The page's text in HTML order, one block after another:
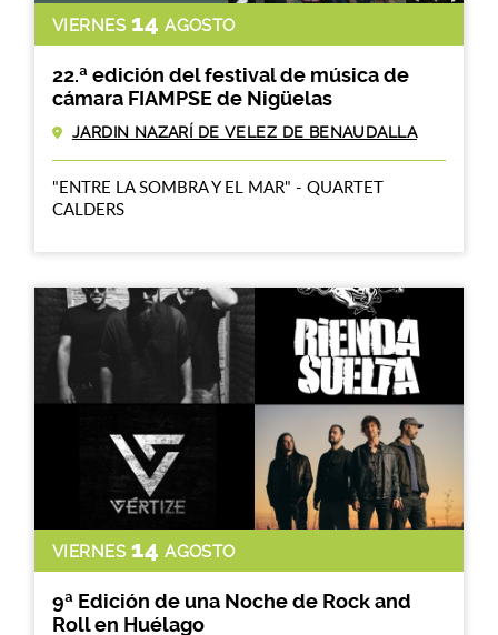
VIERNES 14 AGOSTO
JARDIN NAZARÍ DE VELEZ DE BENAUDALLA
22.ª edición del festival de música de
cámara FIAMPSE de Nigüelas
"ENTRE LA SOMBRA Y EL MAR" - QUARTET
CALDERS
VIERNES 14 AGOSTO
9ª Edición de una Noche de Rock and
Roll en Huélago